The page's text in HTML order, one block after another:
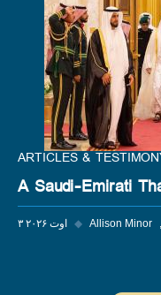
ARTICLES &
A Saudi-Emirati
۳ اوت ۲۰۲۶ ◆ Allison Minor